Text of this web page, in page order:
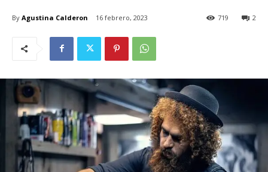
By Agustina Calderon 16 febrero, 2023 2
719